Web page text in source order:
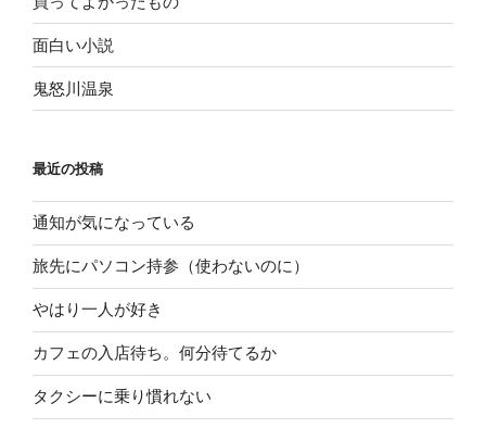
面白い小説
鬼怒川温泉
最近の投稿
通知が気になっている
旅先にパソコン持参（使わないのに）
やはり一人が好き
カフェの入店待ち。何分待てるか
タクシーに乗り慣れない